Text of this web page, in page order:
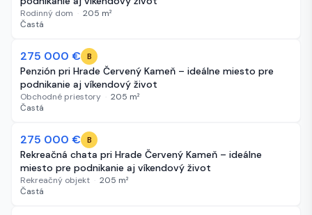
Rodinný dom · 205 m²
Častá
277 dní
275 000 € B
Penzión pri Hrade Červený Kameň – ideálne miesto pre
podnikanie aj víkendový život
Obchodné priestory · 205 m²
Častá
277 dní
275 000 € B
Rekreačná chata pri Hrade Červený Kameň – ideálne
miesto pre podnikanie aj víkendový život
Rekreačný objekt · 205 m²
Častá
-3 965 €